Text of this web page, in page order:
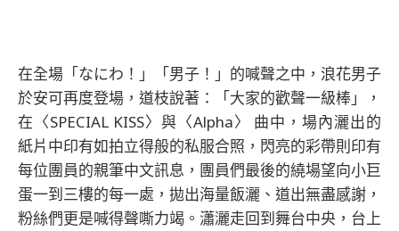
在全場「なにわ！」「男子！」的喊聲之中，浪花男子
於安可再度登場，道枝說著：「大家的歡聲一級棒」，
在〈SPECIAL KISS〉與〈Alpha〉 曲中，場內灑出的
紙片中印有如拍立得般的私服合照，閃亮的彩帶則印有
每位團員的親筆中文訊息，團員們最後的繞場望向小巨
蛋一到三樓的每一處，拋出海量飯灑、道出無盡感謝，
粉絲們更是喊得聲嘶力竭。瀟灑走回到舞台中央，台上